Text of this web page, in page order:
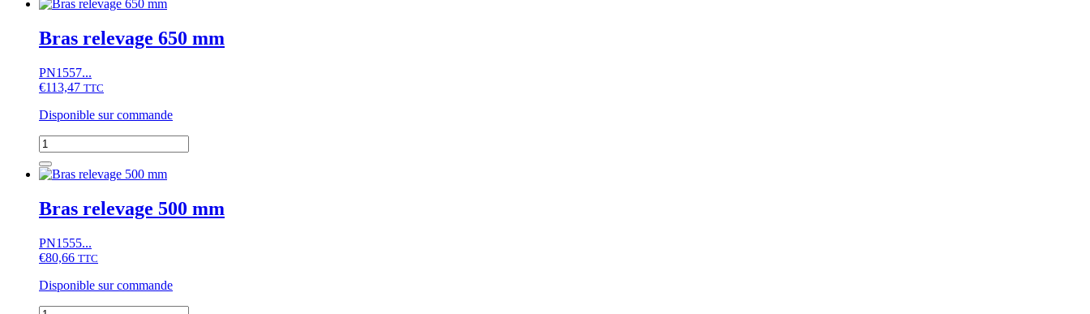
600
mm
Bras relevage 650 mm
PN1557...
€113,47 TTC
Disponible sur commande
quantité
de
Bras
650
mm
Bras relevage 500 mm
PN1555...
€80,66 TTC
Disponible sur commande